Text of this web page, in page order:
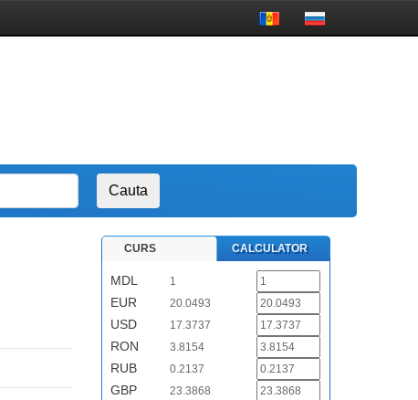
CURS CALCULATOR
MDL 1
EUR 20.0493
USD 17.3737
RON 3.8154
RUB 0.2137
GBP 23.3868